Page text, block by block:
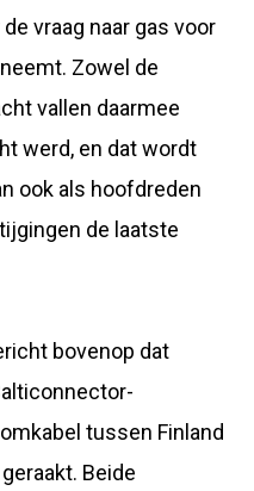
vraag naar gas voor
Zowel de
vallen daarmee
werd, en dat wordt
ook als hoofdreden
de laatste
bovenop dat
tussen Finland
Beide